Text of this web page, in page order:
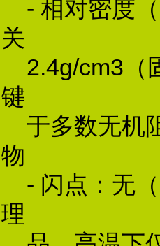
关
键
物
理
- 相对密度
2.4g/cm3（
于多数无机
- 闪点：无